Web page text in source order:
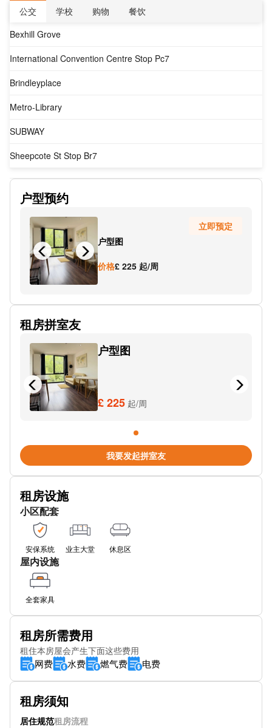
公交 学校 购物
餐饮
Bexhill Grove
International Convention Centre Stop Pc7
Brindleyplace
Metro-Library
SUBWAY
Sheepcote St Stop Br7
Granville St
Five Ways
Lee Crescent
SUBWAY
Brunel St
St James Rd
Ernest St (Stop Hh1)
Five Ways Shopping Centre Stop FD
SUBWAY
Frederick Rd Stop Fe
Islington Row Middleway Stop FK
Navigation Street
Metro Town Hall
George Rd
Newhall St (Stop Gc3)
Alexandra Theatre Stop Sf1
Lionel Street (Stop Nh3)
O2 Academy Stop Hf2
Spring St
Morrisons Stop Ft
户型预约
户型图
价格£ 225 起/周
立即预定
租房拼室友
户型图
£ 225 起/周
我要发起拼室友
租房设施
小区配套
安保系统 业主大堂 休息区
屋内设施
全套家具
租房所需费用
租住本房屋会产生下面这些费用
网费 水费 燃气费 电费
租房须知
居住规范租房流程